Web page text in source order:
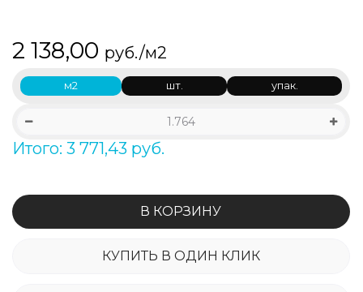
2 138,00 руб./м2
м2 шт. упак.
Итого: 3 771,43 руб.
В КОРЗИНУ
КУПИТЬ В ОДИН КЛИК